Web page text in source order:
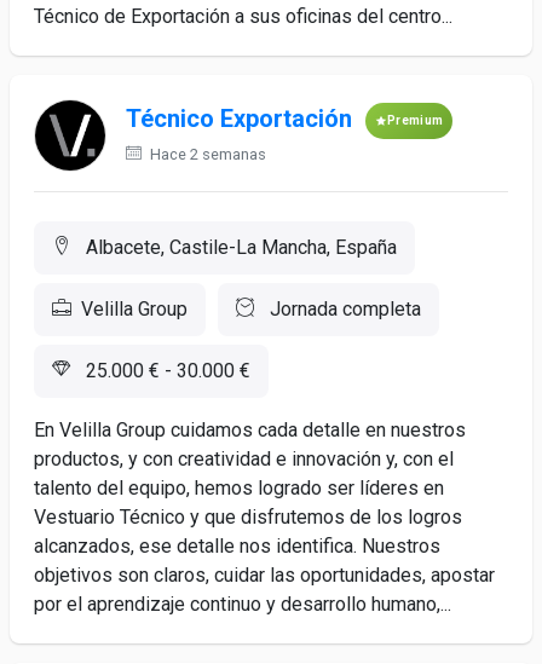
Técnico de Exportación a sus oficinas del centro...
Técnico Exportación Premium
Hace 2 semanas
Albacete, Castile-La Mancha, España
Velilla Group Jornada completa
25.000 € - 30.000 €
En Velilla Group cuidamos cada detalle en nuestros
productos, y con creatividad e innovación y, con el
talento del equipo, hemos logrado ser líderes en
Vestuario Técnico y que disfrutemos de los logros
alcanzados, ese detalle nos identifica. Nuestros
objetivos son claros, cuidar las oportunidades, apostar
por el aprendizaje continuo y desarrollo humano,...